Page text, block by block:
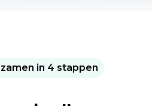
in 4 stappen